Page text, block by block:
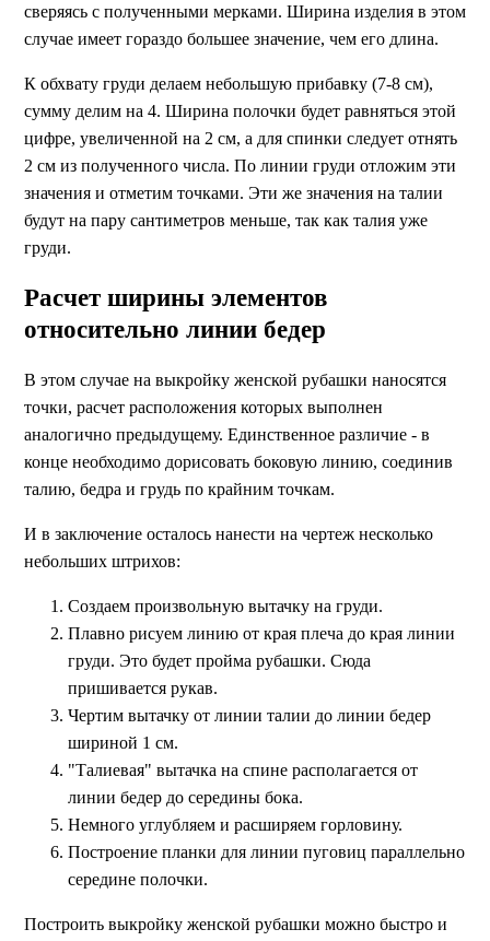
сверяясь с полученными мерками. Ширина изделия в этом
случае имеет гораздо большее значение, чем его длина.
К обхвату груди делаем небольшую прибавку (7-8 см),
сумму делим на 4. Ширина полочки будет равняться этой
цифре, увеличенной на 2 см, а для спинки следует отнять
2 см из полученного числа. По линии груди отложим эти
значения и отметим точками. Эти же значения на талии
будут на пару сантиметров меньше, так как талия уже
груди.
Расчет ширины элементов
относительно линии бедер
В этом случае на выкройку женской рубашки наносятся
точки, расчет расположения которых выполнен
аналогично предыдущему. Единственное различие - в
конце необходимо дорисовать боковую линию, соединив
талию, бедра и грудь по крайним точкам.
И в заключение осталось нанести на чертеж несколько
небольших штрихов:
Создаем произвольную вытачку на груди.
Плавно рисуем линию от края плеча до края линии
груди. Это будет пройма рубашки. Сюда
пришивается рукав.
Чертим вытачку от линии талии до линии бедер
шириной 1 см.
"Талиевая" вытачка на спине располагается от
линии бедер до середины бока.
Немного углубляем и расширяем горловину.
Построение планки для линии пуговиц параллельно
середине полочки.
Построить выкройку женской рубашки можно быстро и